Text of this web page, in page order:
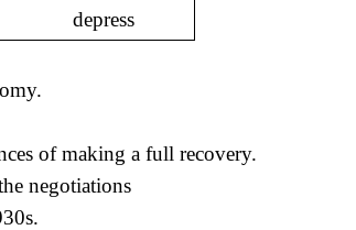
of making a full recovery.
negotiations